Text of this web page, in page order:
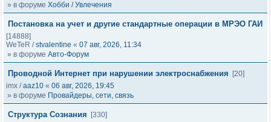
» в форуме Хобби / Увлечения
Постановка на учет и другие стандартные операции в МРЭО ГАИ
[14888]
WeTeR /stvalentine « 07 авг, 2026, 11:34
» в форуме Авто-Форум
Проводной Интернет при нарушении электроснабжения
[20]
imx /aaz10 « 06 авг, 2026, 19:45
» в форуме Провайдеры, сети, связь
Структура Сознания
[330]